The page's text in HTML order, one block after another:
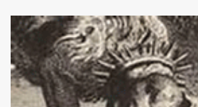
actions menées par le président
réalisation du putsch lui-même.